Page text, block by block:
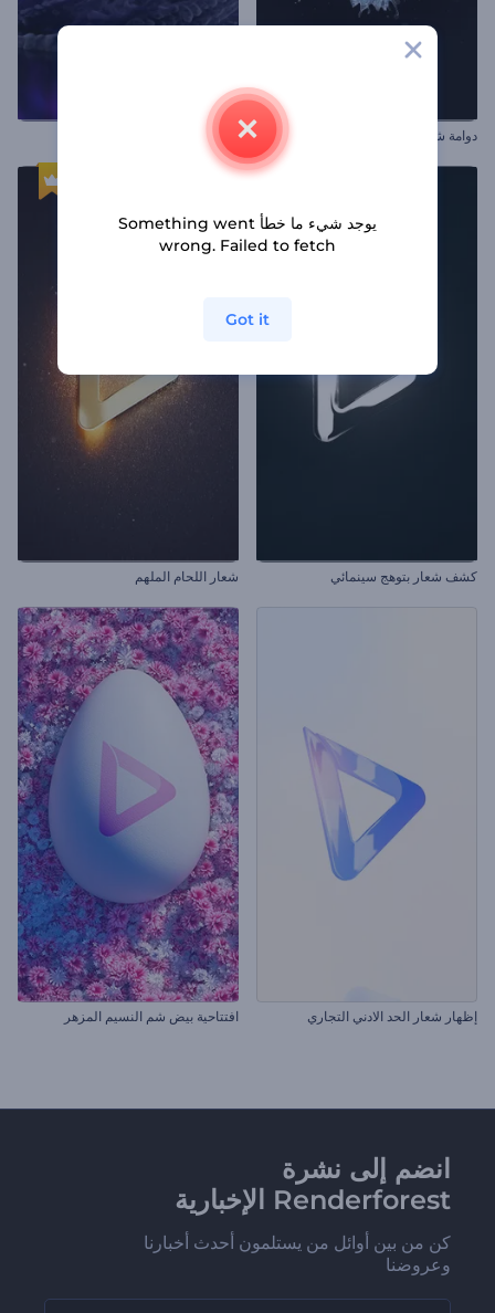
دوامة شعار كرة الماء كشف شعار بالأثار البركانية
كشف شعار بتوهج سينمائي شعار اللحام الملهم
إظهار شعار الحد الادني التجاري افتتاحية بيض شم النسيم المزهر
انضم إلى نشرة
Renderforest الإخبارية
كن من بين أوائل من يستلمون أحدث أخبارنا
وعروضنا
يوجد شيء ما خطأ Something went
wrong. Failed to fetch
Got it